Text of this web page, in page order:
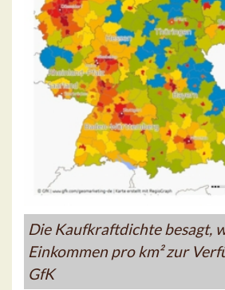
Die Kaufkraftdichte besagt,
Einkommen pro km² zur
GfK